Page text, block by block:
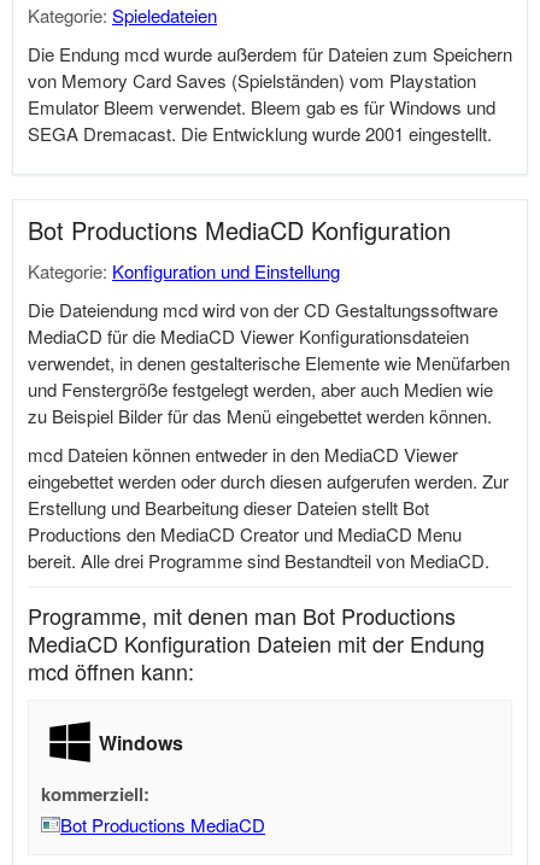
Kategorie: Spieledateien
Die Endung mcd wurde außerdem für Dateien zum Speichern
von Memory Card Saves (Spielständen) vom Playstation
Emulator Bleem verwendet. Bleem gab es für Windows und
SEGA Dremacast. Die Entwicklung wurde 2001 eingestellt.
Bot Productions MediaCD Konfiguration
Kategorie: Konfiguration und Einstellung
Die Dateiendung mcd wird von der CD Gestaltungssoftware
MediaCD für die MediaCD Viewer Konfigurationsdateien
verwendet, in denen gestalterische Elemente wie Menüfarben
und Fenstergröße festgelegt werden, aber auch Medien wie
zu Beispiel Bilder für das Menü eingebettet werden können.
mcd Dateien können entweder in den MediaCD Viewer
eingebettet werden oder durch diesen aufgerufen werden. Zur
Erstellung und Bearbeitung dieser Dateien stellt Bot
Productions den MediaCD Creator und MediaCD Menu
bereit. Alle drei Programme sind Bestandteil von MediaCD.
Programme, mit denen man Bot Productions
MediaCD Konfiguration Dateien mit der Endung
mcd öffnen kann:
Windows
kommerziell:
Bot Productions MediaCD